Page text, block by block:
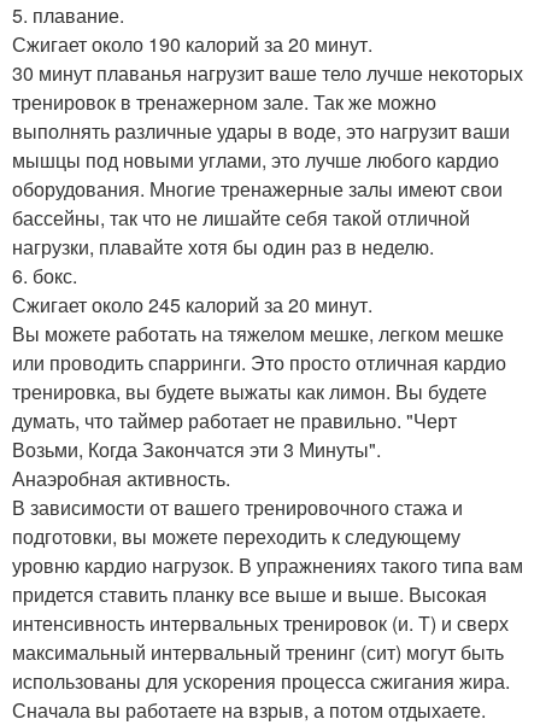
5. плавание.
Сжигает около 190 калорий за 20 минут.
30 минут плаванья нагрузит ваше тело лучше некоторых
тренировок в тренажерном зале. Так же можно
выполнять различные удары в воде, это нагрузит ваши
мышцы под новыми углами, это лучше любого кардио
оборудования. Многие тренажерные залы имеют свои
бассейны, так что не лишайте себя такой отличной
нагрузки, плавайте хотя бы один раз в неделю.
6. бокс.
Сжигает около 245 калорий за 20 минут.
Вы можете работать на тяжелом мешке, легком мешке
или проводить спарринги. Это просто отличная кардио
тренировка, вы будете выжаты как лимон. Вы будете
думать, что таймер работает не правильно. "Черт
Возьми, Когда Закончатся эти 3 Минуты".
Анаэробная активность.
В зависимости от вашего тренировочного стажа и
подготовки, вы можете переходить к следующему
уровню кардио нагрузок. В упражнениях такого типа вам
придется ставить планку все выше и выше. Высокая
интенсивность интервальных тренировок (и. Т) и сверх
максимальный интервальный тренинг (сит) могут быть
использованы для ускорения процесса сжигания жира.
Сначала вы работаете на взрыв, а потом отдыхаете.